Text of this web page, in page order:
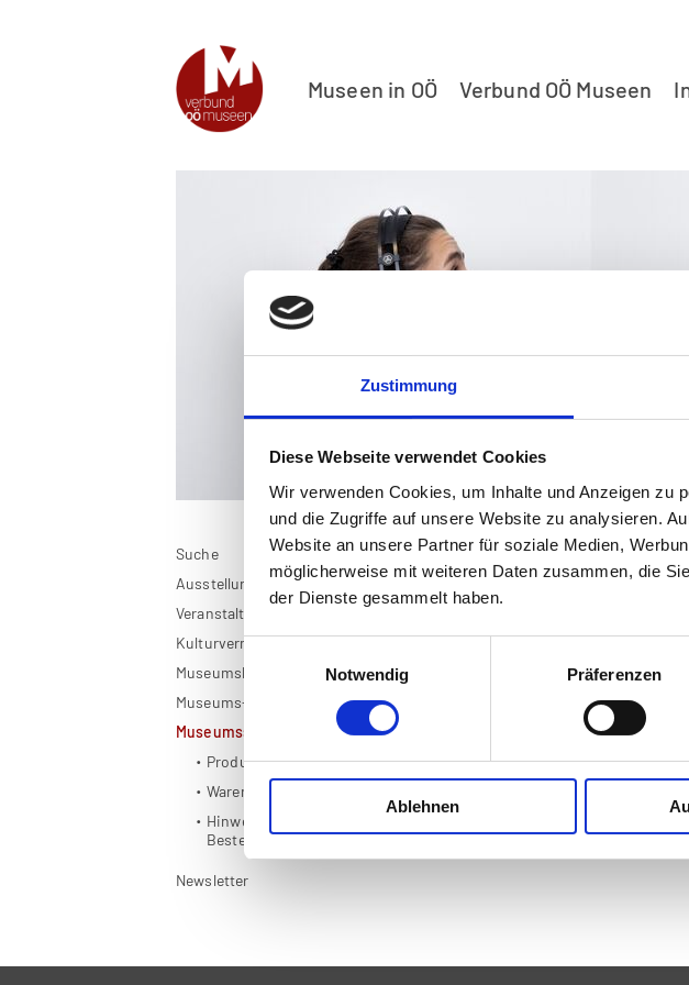
Zustimmung
Diese Webseite verwendet Cookies
Wir verwenden Cookies, um Inhalte und Anzeigen zu
und die Zugriffe auf unsere Website zu analysieren.
Website an unsere Partner für soziale Medien,
möglicherweise mit weiteren Daten zusammen, die
der Dienste gesammelt haben.
Einwilligungsauswahl
Notwendig
Präferenzen
Ablehnen
Museen in OÖ Verbund OÖ Museen
Suche
Ausstellungen
Veranstaltungen
Kulturvermittlung
Museumskarte OÖ
Museums-App
Museumsshop
Produkte
Warenkorb
Hinweise zur
Bestellabwicklung
Newsletter
Produktübersicht -
Leider wurden für diese